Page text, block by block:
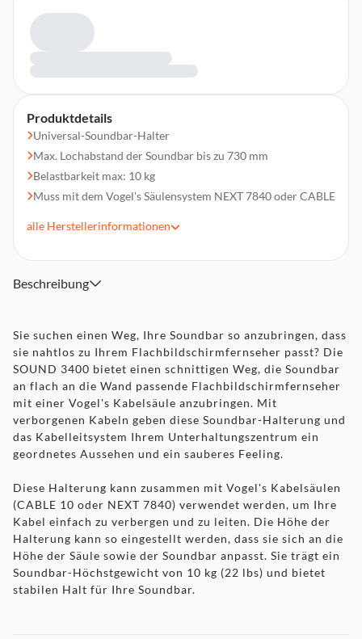
Produktdetails
Universal-Soundbar-Halter
Max. Lochabstand der Soundbar bis zu 730 mm
Belastbarkeit max: 10 kg
Muss mit dem Vogel's Säulensystem NEXT 7840 oder CABLE
Kann in beliebiger Höhe in der Säule angebracht werden
alle Herstellerinformationen
Beschreibung
Sie suchen einen Weg, Ihre Soundbar so anzubringen, dass
sie nahtlos zu Ihrem Flachbildschirmfernseher passt? Die
SOUND 3400 bietet einen schnittigen Weg, die Soundbar
an flach an die Wand passende Flachbildschirmfernseher
mit einer Vogel's Kabelsäule anzubringen. Mit
verborgenen Kabeln geben diese Soundbar-Halterung und
das Kabelleitsystem Ihrem Unterhaltungszentrum ein
geordnetes Aussehen und ein sauberes Feeling.
Diese Halterung kann zusammen mit Vogel's Kabelsäulen
(CABLE 10 oder NEXT 7840) verwendet werden, um Ihre
Kabel einfach zu verbergen und zu leiten. Die Höhe der
Halterung kann so eingestellt werden, dass sie sich an die
Höhe der Säule sowie der Soundbar anpasst. Sie trägt ein
Soundbar-Höchstgewicht von 10 kg (22 lbs) und bietet
stabilen Halt für Ihre Soundbar.